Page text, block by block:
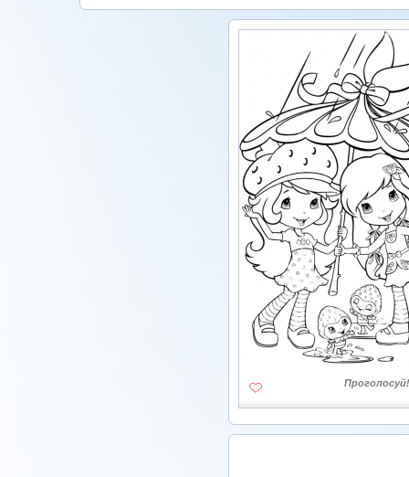
Проголосуй!